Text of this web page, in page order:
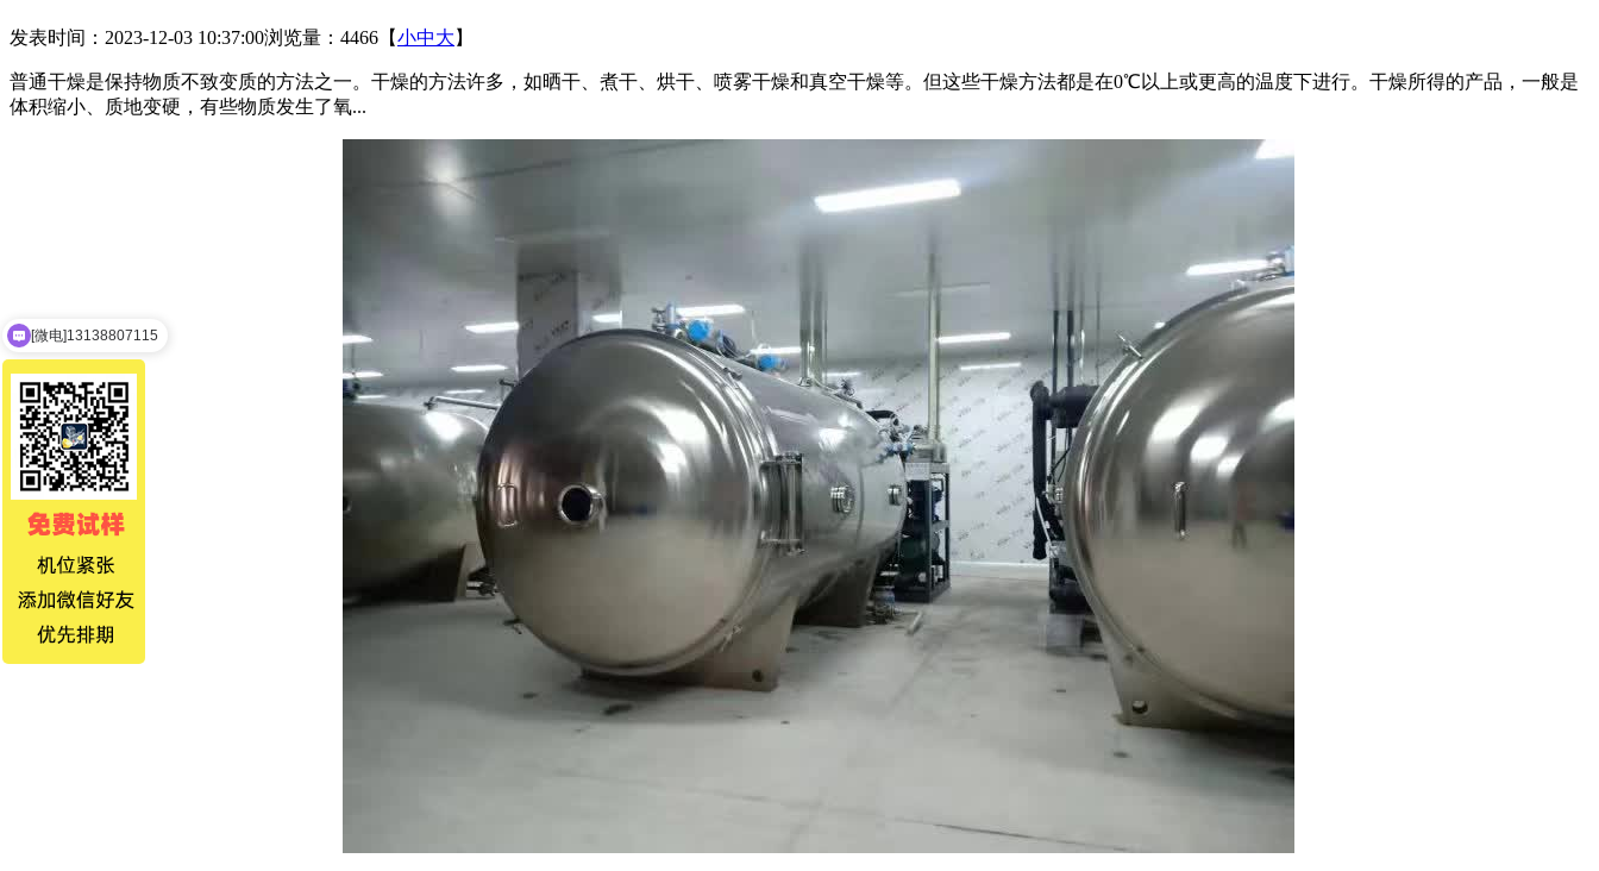
发表时间：2023-12-03 10:37:00浏览量：4466 【小中大 】
普通干燥是保持物质不致变质的方法之一。干燥的方法许多，如晒干、煮干、烘干、喷雾干燥和真空干燥等。但这些干燥方法都是在0℃以上或更高的温度下进行。干燥所得的产品，一般是
体积缩小、质地变硬，有些物质发生了氧...
[领取]产品资料及报价
[微电]13138807115